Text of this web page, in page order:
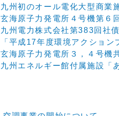
九州初のオール電化大型商
玄海原子力発電所４号機第６
九州電力株式会社第383回社
「平成17年度環境アクション
玄海原子力発電所３，４号機
九州エネルギー館付属施設「